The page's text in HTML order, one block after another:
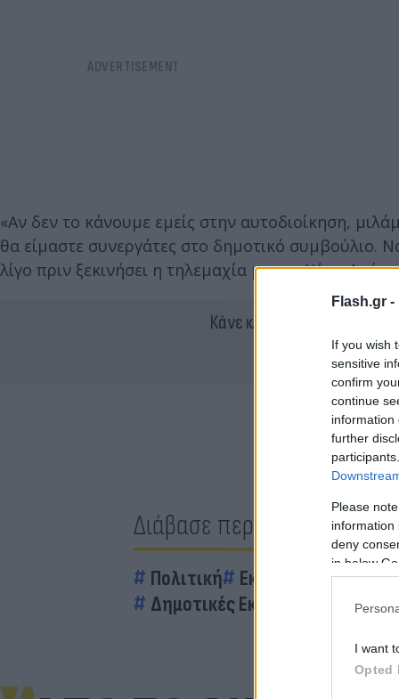
Flash.gr -
If you wish
sensitive
confirm
continue
information
further
Please
information
deny
in below
I want
Opted
«Αν δεν το κάνουμε εμείς στην αυτοδιοίκηση,
θα είμαστε συνεργάτες στο δημοτικό συμβούλιο.
λίγο πριν ξεκινήσει η τηλεμαχία με τον Χάρη
Κάνε κλικ και δες
Διάβασε περισσότερα
Πολιτική Εκλογές Αθήνα
Δημοτικές Εκλογές